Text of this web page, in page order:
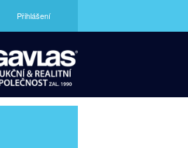
Přihlášení